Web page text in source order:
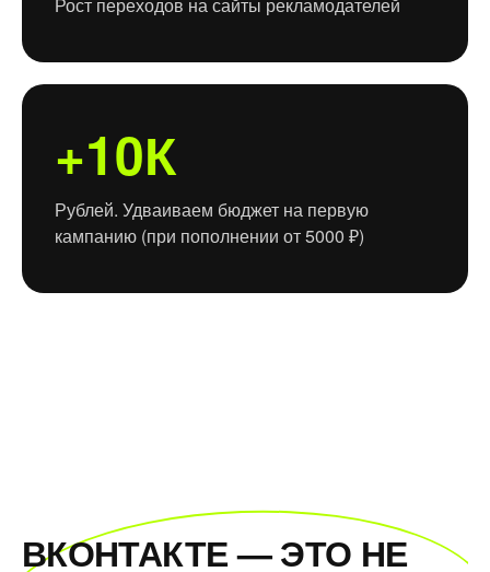
+10К
Рублей. Удваиваем бюджет на первую
кампанию (при пополнении от 5000 ₽)
ВКОНТАКТЕ — ЭТО НЕ